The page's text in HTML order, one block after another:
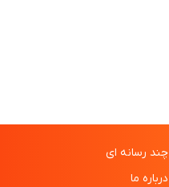
چند رسانه ای
درباره ما